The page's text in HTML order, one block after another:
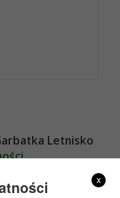
Letnisko
x